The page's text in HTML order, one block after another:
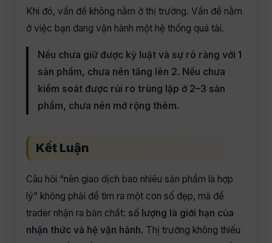
Khi đó, vấn đề không nằm ở thị trường. Vấn đề nằm
ở việc bạn đang vận hành một hệ thống quá tải.
Nếu chưa giữ được kỷ luật và sự rõ ràng với 1
sản phẩm, chưa nên tăng lên 2. Nếu chưa
kiểm soát được rủi ro trùng lặp ở 2–3 sản
phẩm, chưa nên mở rộng thêm.
Kết Luận
Câu hỏi “nên giao dịch bao nhiêu sản phẩm là hợp
lý” không phải để tìm ra một con số đẹp, mà để
trader nhận ra bản chất: số lượng là giới hạn của
nhận thức và hệ vận hành. Thị trường không thiếu